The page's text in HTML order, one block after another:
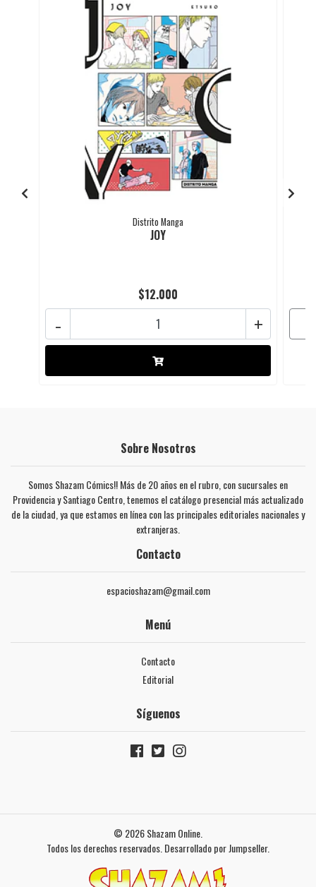
Distrito Manga
JOY
$12.000
+
-
Sobre Nosotros
Somos Shazam Cómics!! Más de 20 años en el rubro, con sucursales en
Providencia y Santiago Centro, tenemos el catálogo presencial más actualizado
de la ciudad, ya que estamos en línea con las principales editoriales nacionales y
extranjeras.
Contacto
espacioshazam@gmail.com
Menú
Contacto
Editorial
Síguenos
© 2026 Shazam Online.
Todos los derechos reservados.Desarrollado por Jumpseller.